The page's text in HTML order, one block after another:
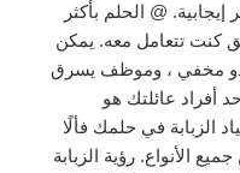
@ الحلم بأكثر
كنت تتعامل معه. يمكن
مخفي ، وموظف يسرق
أفراد عائلتك هو
في حلمك فألًا
الأنواع. رؤية الزبابة